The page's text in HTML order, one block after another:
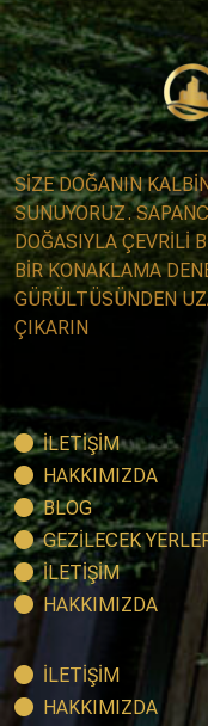
SİZE DOĞANIN
SUNUYORUZ.
DOĞASIYLA ÇEVRİLİ
BİR KONAKLAMA
GÜRÜLTÜSÜNDEN
ÇIKARIN
İLETİŞİM
HAKKIMIZDA
BLOG
GEZİLECEK
İLETİŞİM
HAKKIMIZDA
İLETİŞİM
HAKKIMIZDA